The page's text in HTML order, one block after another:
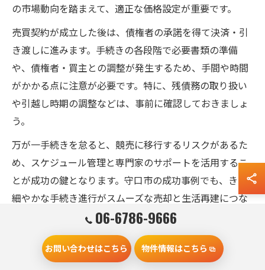
の市場動向を踏まえて、適正な価格設定が重要です。
売買契約が成立した後は、債権者の承諾を得て決済・引
き渡しに進みます。手続きの各段階で必要書類の準備
や、債権者・買主との調整が発生するため、手間や時間
がかかる点に注意が必要です。特に、残債務の取り扱い
や引越し時期の調整などは、事前に確認しておきましょ
う。
万が一手続きを怠ると、競売に移行するリスクがあるた
め、スケジュール管理と専門家のサポートを活用するこ
とが成功の鍵となります。守口市の成功事例でも、きめ
細やかな手続き進行がスムーズな売却と生活再建につな
住宅ローン滞納後の任意売却スケジュール
06-6786-9666
お問い合わせはこちら 物件情報はこちら